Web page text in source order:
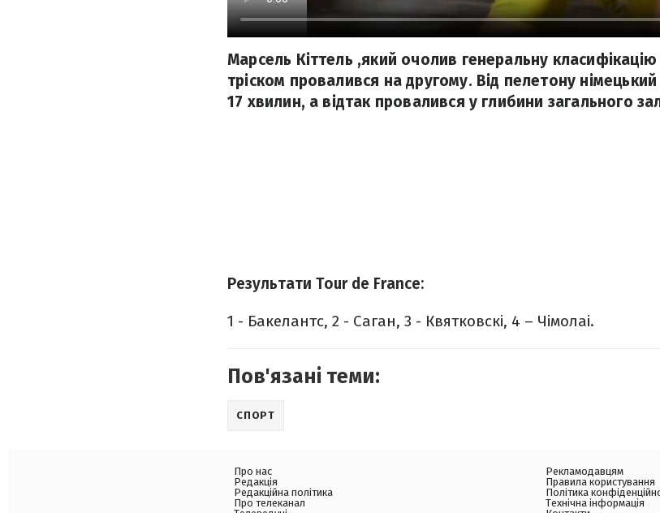
Марсель Кіттель ,який очолив генеральну
тріском провалився на другому. Від пелетону
17 хвилин, а відтак провалився у глибини загального
Результати Tour de France:
1 - Бакелантс, 2 - Саган, 3 - Квятковскі, 4 – Чімолаі.
Пов'язані теми:
СПОРТ
Про нас
Редакція
Редакційна політика
Про телеканал
Рекламодавцям
Правила користування
Політика
Технічна інформація